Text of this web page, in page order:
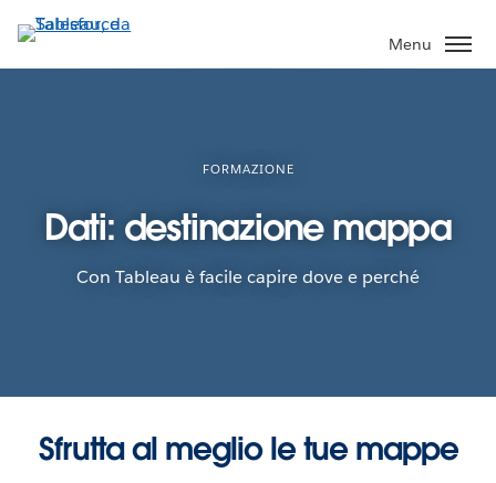
Passa
contenuto
Menu
FORMAZIONE
Dati: destinazione mappa
Con Tableau è facile capire dove e perché
Sfrutta al meglio le tue mappe